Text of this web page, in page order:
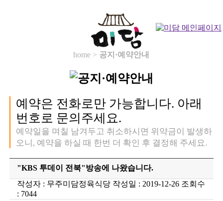
home > 공지·예약안내
예약은 전화로만 가능합니다. 아래
번호로 문의주세요.
예약일을 며칠 남겨두고 취소하시면 위약금이 발생하
오니, 예약을 하실 때 한번 더 확인 후 결정해 주세요.
"KBS 투데이 전북"방송에 나왔습니다.
작성자 : 무주미담정육식당 작성일 : 2019-12-26 조회수
: 7044